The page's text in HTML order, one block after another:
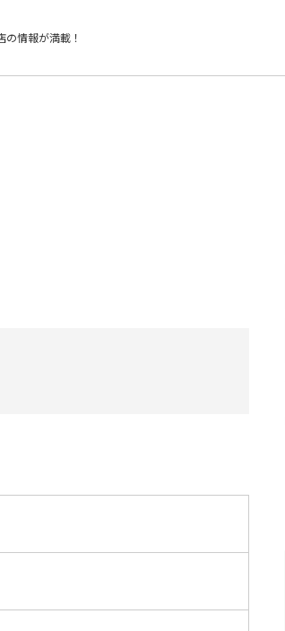
の情報が満載！